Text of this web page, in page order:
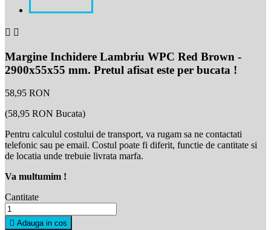
 
Margine Inchidere Lambriu WPC Red Brown -
2900x55x55 mm. Pretul afisat este per bucata !
58,95 RON
(58,95 RON Bucata)
Pentru calculul costului de transport, va rugam sa ne contactati
telefonic sau pe email. Costul poate fi diferit, functie de cantitate si
de locatia unde trebuie livrata marfa.
Va multumim !
Cantitate
 Adauga in cos